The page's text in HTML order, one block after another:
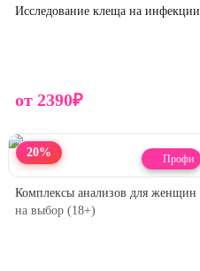
Исследование клеща на инфекции
от 2390₽
20% Профи
Комплексы анализов для женщин
на выбор (18+)